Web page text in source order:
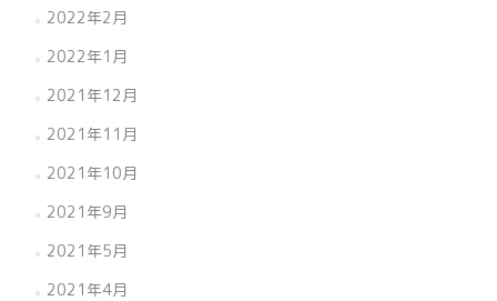
2022年2月
2022年1月
2021年12月
2021年11月
2021年10月
2021年9月
2021年5月
2021年4月